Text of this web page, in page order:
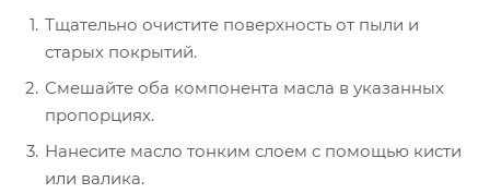
Тщательно очистите поверхность от пыли и
старых покрытий.
Смешайте оба компонента масла в указанных
пропорциях.
Нанесите масло тонким слоем с помощью кисти
или валика.